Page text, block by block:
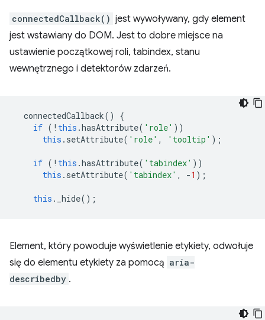
connectedCallback() jest wywoływany, gdy element
jest wstawiany do DOM. Jest to dobre miejsce na
ustawienie początkowej roli, tabindex, stanu
wewnętrznego i detektorów zdarzeń.
connectedCallback()
{
if ( ! this .hasAttribute( 'role' ))
this . setAttribute( 'role' , 'tooltip' );
if ( ! this .hasAttribute( 'tabindex' ))
this . setAttribute( 'tabindex' , -1 );
this . _hide();
Element, który powoduje wyświetlenie etykiety, odwołuje
się do elementu etykiety za pomocą aria-
describedby .